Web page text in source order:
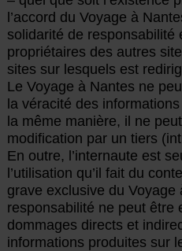
l’accord du Voyage à
solidarité de responsabilité
propriétaires des autres
sites sur lesquels est
Le Voyage à Nantes ne
la véracité des
la même manière, il ne
modification par un tiers
En outre, l’internaute est
l’utilisation qu’il fait du
grave exclusive du Voyage
responsabilité ne peut être
dommages directs et
informations produites sur